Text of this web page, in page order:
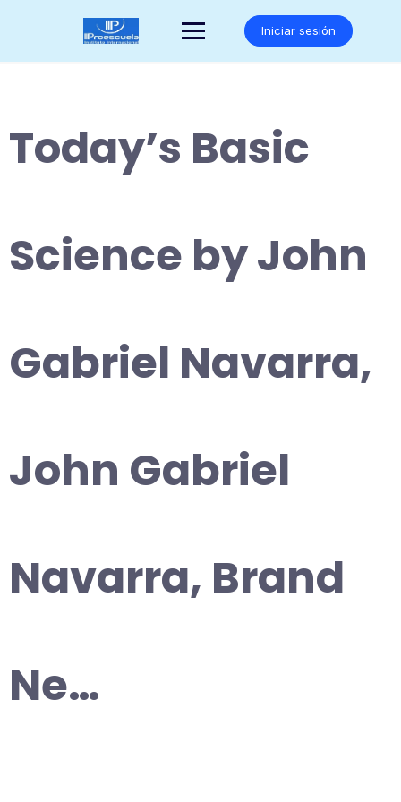
Iniciar sesión
Today’s Basic
Science by John
Gabriel Navarra,
John Gabriel
Navarra, Brand
Ne…